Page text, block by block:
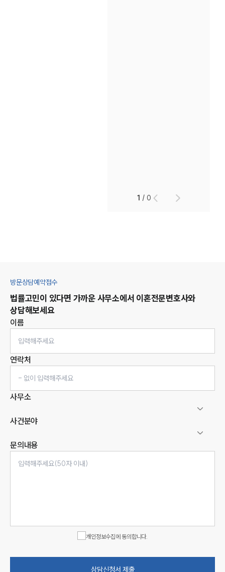
1 /0
방문상담예약접수
법률고민이 있다면 가까운 사무소에서 이혼전문변호사와
상담해보세요
이름
연락처
사무소
사건분야
문의내용
개인정보수집에 동의합니다.
상담신청서 제출